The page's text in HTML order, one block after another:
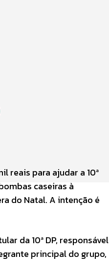
reais para ajudar a 10ª
caseiras à
do Natal. A intenção é
da 10ª DP, responsável
principal do grupo,